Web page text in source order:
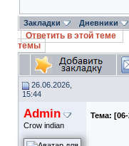
Закладки Дневники
Ответить в этой теме
темы
26.06.2026,
15:44
Admin
Crow indian
Тема: